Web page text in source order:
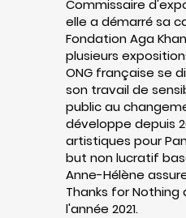
Commissaire
elle a démarré sa
Fondation Aga
plusieurs
ONG française se
son travail de
public au
développe depuis
artistiques pour
but non lucratif
Anne-Hélène
Thanks for
l'année 2021.